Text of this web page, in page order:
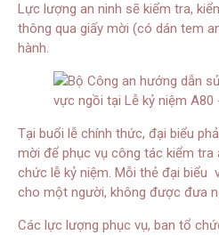
Lực lượng an ninh sẽ kiểm tra,
thông qua giấy mời (có dán tem
hành.
Tại buổi lễ chính thức, đại biểu
mời để phục vụ công tác kiểm tra
chức lễ kỷ niệm. Mỗi thẻ đại biểu
cho một người, không được đưa
Các lực lượng phục vụ, ban tổ